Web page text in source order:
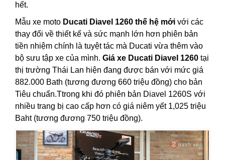
hết.
Mẫu xe moto Ducati Diavel 1260 thế hệ mới với các
thay đổi về thiết kế và sức mạnh lớn hơn phiên bản
tiền nhiệm chính là tuyệt tác mà Ducati vừa thêm vào
bộ sưu tập xe của mình. Giá xe Ducati Diavel 1260 tại
thị trường Thái Lan hiện đang được bán với mức giá
882.000 Bath (tương đương 660 triệu đồng) cho bản
Tiêu chuẩn.Ttrong khi đó phiên bản Diavel 1260S với
nhiều trang bị cao cấp hơn có giá niêm yết 1,025 triệu
Baht (tương đương 750 triệu đồng).